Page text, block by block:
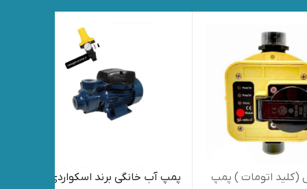
(کلید اتومات ) پمپ
پمپ آب خانگی برند اسکواردی